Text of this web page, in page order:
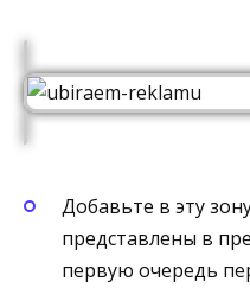
Добавьте в эту
представлены в
первую очередь